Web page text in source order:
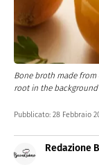
Bone broth made from
root in the background
Pubblicato: 28 Febbraio
Redazione